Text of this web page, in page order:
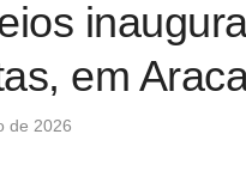
em
de 2026